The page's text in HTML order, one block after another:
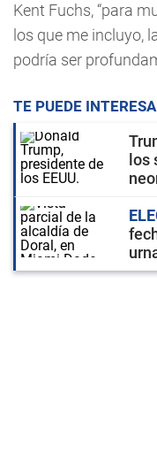
Kent Fuchs, “para
los que me incluyo,
podría ser
TE PUEDE
los